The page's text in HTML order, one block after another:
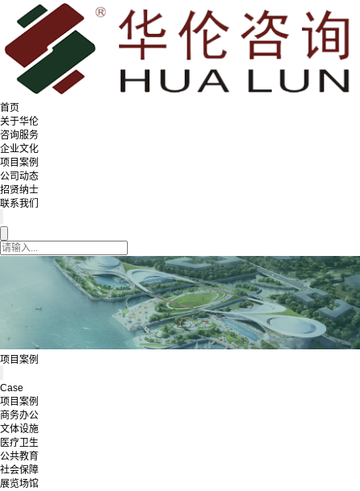
首页
关于华伦
咨询服务
企业文化
项目案例
公司动态
招贤纳士
联系我们
项目案例
Case
项目案例
商务办公
文体设施
医疗卫生
公共教育
社会保障
展览场馆